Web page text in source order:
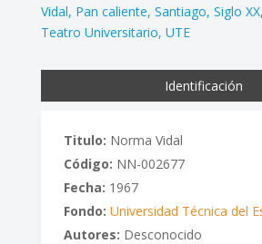
Vidal Pan caliente Santiago Siglo XX
Teatro Universitario UTE
Identificación
Titulo: Norma Vidal
Código: NN-002677
Fecha: 1967
Fondo: Universidad Técnica del
Autores: Desconocido